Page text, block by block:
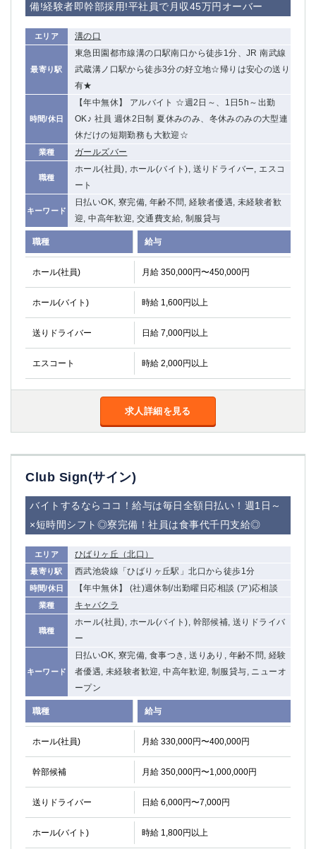
備!経験者即幹部採用!平社員で月収45万円オーバー
エリア 溝の口
最寄り駅
東急田園都市線溝の口駅南口から徒歩1分、JR 南武線
武蔵溝ノ口駅から徒歩3分の好立地☆帰りは安心の送り
有★
時間/休日
【年中無休】 アルバイト ☆週2日～、1日5h～出勤
OK♪ 社員 週休2日制 夏休みのみ、冬休みのみの大型連
休だけの短期勤務も大歓迎☆
業種 ガールズバー
職種
ホール(社員), ホール(バイト), 送りドライバー, エスコ
ート
キーワード
日払いOK, 寮完備, 年齢不問, 経験者優遇, 未経験者歓
迎, 中高年歓迎, 交通費支給, 制服貸与
職種 給与
ホール(社員) 月給 350,000円〜450,000円
ホール(バイト) 時給 1,600円以上
送りドライバー 日給 7,000円以上
エスコート 時給 2,000円以上
求人詳細を見る
Club Sign(サイン)
バイトするならココ！給与は毎日全額日払い！週1日～
×短時間シフト◎寮完備！社員は食事代千円支給◎
エリア ひばりヶ丘（北口）
最寄り駅 西武池袋線「ひばりヶ丘駅」北口から徒歩1分
時間/休日 【年中無休】 (社)週休制/出勤曜日応相談 (ア)応相談
業種 キャバクラ
職種
ホール(社員), ホール(バイト), 幹部候補, 送りドライバ
ー
キーワード
日払いOK, 寮完備, 食事つき, 送りあり, 年齢不問, 経験
者優遇, 未経験者歓迎, 中高年歓迎, 制服貸与, ニューオ
ープン
職種 給与
ホール(社員) 月給 330,000円〜400,000円
幹部候補 月給 350,000円〜1,000,000円
送りドライバー 日給 6,000円〜7,000円
ホール(バイト) 時給 1,800円以上